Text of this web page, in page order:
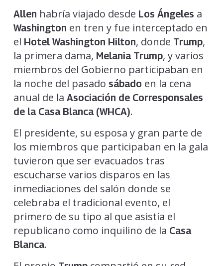
Allen habría viajado desde Los Ángeles a
Washington en tren y fue interceptado en
el Hotel Washington Hilton, donde Trump,
la primera dama, Melania Trump, y varios
miembros del Gobierno participaban en
la noche del pasado sábado en la cena
anual de la Asociación de Corresponsales
de la Casa Blanca (WHCA).
El presidente, su esposa y gran parte de
los miembros que participaban en la gala
tuvieron que ser evacuados tras
escucharse varios disparos en las
inmediaciones del salón donde se
celebraba el tradicional evento, el
primero de su tipo al que asistía el
republicano como inquilino de la Casa
Blanca.